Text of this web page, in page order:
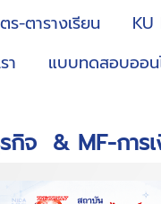
ร-ตารางเรียน KU
า
แบบทดสอบออน
กิจ & MF-การ